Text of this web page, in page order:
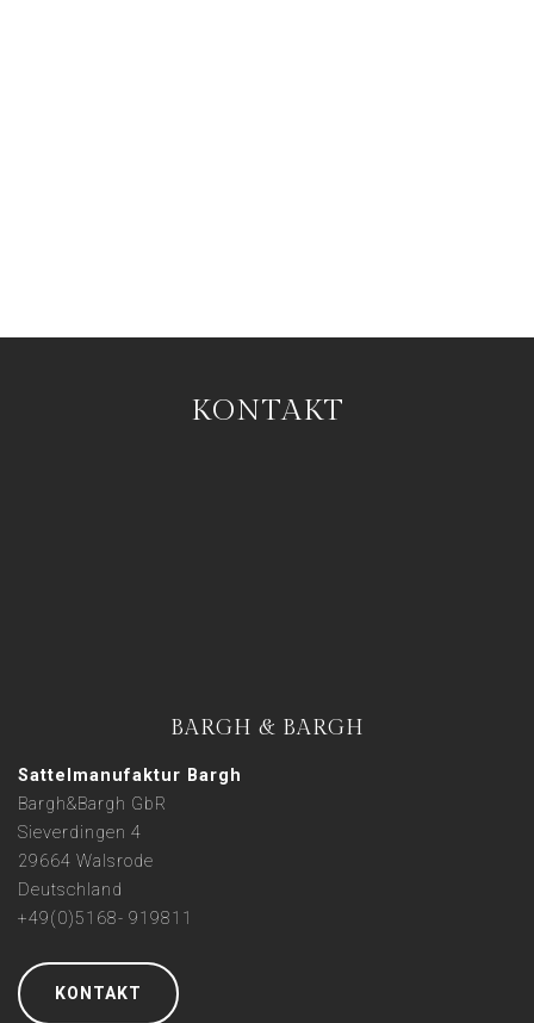
KONTAKT
BARGH & BARGH
Sattelmanufaktur Bargh
Bargh&Bargh GbR
Sieverdingen 4
29664 Walsrode
Deutschland
+49(0)5168- 919811
KONTAKT